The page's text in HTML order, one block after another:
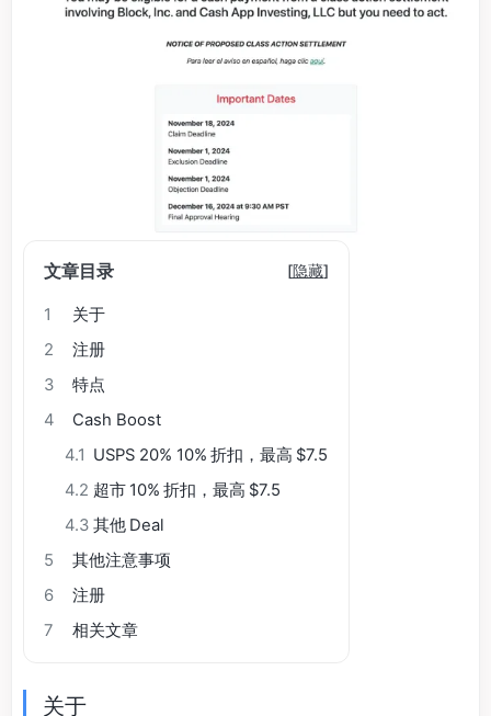
文章目录 [隐藏]
1
关于
2
注册
3
特点
4
Cash Boost
4.1 USPS 20% 10% 折扣，最高 $7.5
4.2 超市 10% 折扣，最高 $7.5
4.3 其他 Deal
5
其他注意事项
6
注册
7
相关文章
关于